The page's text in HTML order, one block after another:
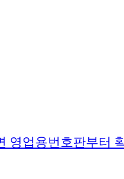
영업용번호판부터